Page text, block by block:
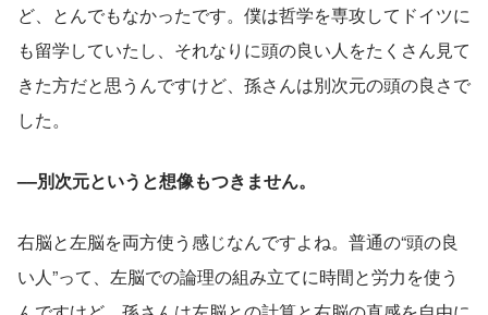
ど、とんでもなかったです。僕は哲学を専攻してドイツに
も留学していたし、それなりに頭の良い人をたくさん見て
きた方だと思うんですけど、孫さんは別次元の頭の良さで
した。
––別次元というと想像もつきません。
右脳と左脳を両方使う感じなんですよね。普通の“頭の良
い人”って、左脳での論理の組み立てに時間と労力を使う